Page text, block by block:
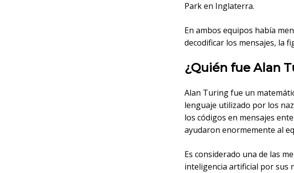
Park en Inglaterra.
En ambos equipos había
decodificar los mensajes, la
¿Quién fue Alan
Alan Turing fue un
lenguaje utilizado por los
los códigos en mensajes
ayudaron enormemente al
Es considerado una de las
inteligencia artificial por sus